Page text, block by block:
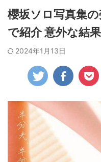
櫻坂ソロ写真集
で紹介 意外な結
2024年1月13日